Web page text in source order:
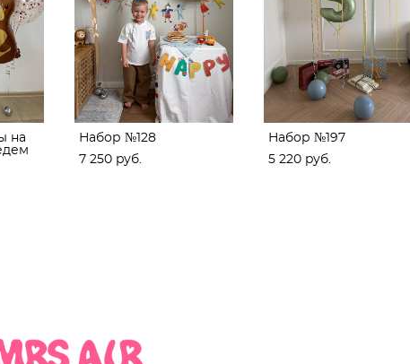
на
Набор №128
7 250 pуб.
Набор №197
5 220 pуб.